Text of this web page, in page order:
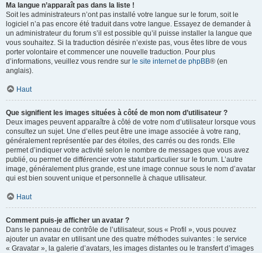
Ma langue n’apparaît pas dans la liste !
Soit les administrateurs n’ont pas installé votre langue sur le forum, soit le
logiciel n’a pas encore été traduit dans votre langue. Essayez de demander à
un administrateur du forum s’il est possible qu’il puisse installer la langue que
vous souhaitez. Si la traduction désirée n’existe pas, vous êtes libre de vous
porter volontaire et commencer une nouvelle traduction. Pour plus
d’informations, veuillez vous rendre sur le site internet de phpBB® (en
anglais).
Haut
Que signifient les images situées à côté de mon nom d’utilisateur ?
Deux images peuvent apparaître à côté de votre nom d’utilisateur lorsque vous
consultez un sujet. Une d’elles peut être une image associée à votre rang,
généralement représentée par des étoiles, des carrés ou des ronds. Elle
permet d’indiquer votre activité selon le nombre de messages que vous avez
publié, ou permet de différencier votre statut particulier sur le forum. L’autre
image, généralement plus grande, est une image connue sous le nom d’avatar
qui est bien souvent unique et personnelle à chaque utilisateur.
Haut
Comment puis-je afficher un avatar ?
Dans le panneau de contrôle de l’utilisateur, sous « Profil », vous pouvez
ajouter un avatar en utilisant une des quatre méthodes suivantes : le service
« Gravatar », la galerie d’avatars, les images distantes ou le transfert d’images